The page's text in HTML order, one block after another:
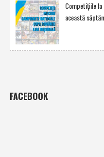
Competiţiile
această
FACEBOOK